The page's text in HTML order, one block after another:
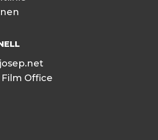
Office